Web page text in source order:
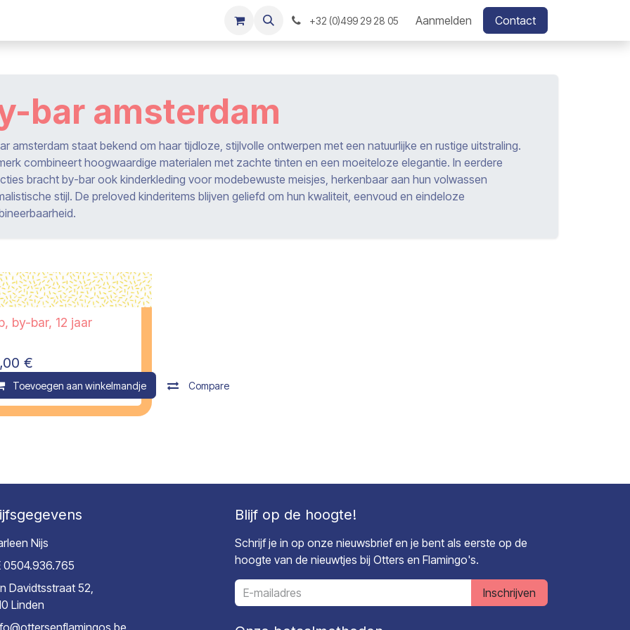
+32 (0)499 29 28 05 Aanmelden Contact
bar amsterdam
amsterdam staat bekend om haar tijdloze, stijlvolle ontwerpen met een natuurlijke en rustige uitstraling.
combineert hoogwaardige materialen met zachte tinten en een moeiteloze elegantie. In eerdere
bracht by-bar ook kinderkleding voor modebewuste meisjes, herkenbaar aan hun volwassen
stijl. De preloved kinderitems blijven geliefd om hun kwaliteit, eenvoud en eindeloze
by-bar, 12 jaar
€
Toevoegen aan winkelmandje Compare
Nijs
0504.936.765
Davidtsstraat 52,
Linden
Blijf op de hoogte!
Schrijf je in op onze nieuwsbrief en je bent als eerste op de
hoogte van de nieuwtjes bij Otters en Flamingo's.
Inschrijven